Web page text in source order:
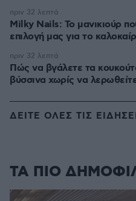
Milky Nails: Το μανικιούρ
επιλογή μας για το
πριν 32 λεπτά
Πώς να βγάλετε τα
βύσσινα χωρίς να
πριν 32 λεπτά
ΔΕΙΤΕ ΟΛΕΣ ΤΙΣ
ΤΑ ΠΙΟ